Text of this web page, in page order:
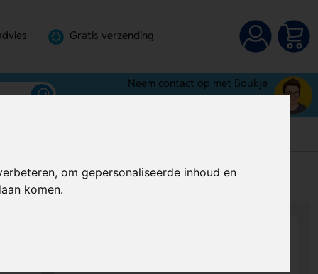
om gepersonaliseerde inhoud en
komen.
Gratis verzending
Neem contact op met Boukje
072-3030100
Al vanaf€ 11,71per stuk (excl. BTW)